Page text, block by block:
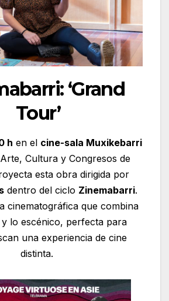
‘Grand
Tour’
h en el cine-sala Muxikebarri
Cultura y Congresos de
esta obra dirigida por
dentro del ciclo Zinemabarri.
cinematográfica que combina
lo escénico, perfecta para
una experiencia de cine
distinta.